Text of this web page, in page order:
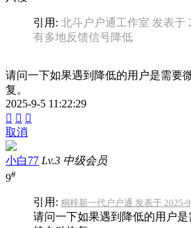
引用: 北斗户户通工作室 发表于
有多地反馈信号降低
请问一下如果遇到降低的用户是需要
复。
2025-9-5 11:22:29
  
取消
小白77 Lv.3 中级会员
9#
引用: 桐梓新一代户户通 发表于 2025-
请问一下如果遇到降低的用户